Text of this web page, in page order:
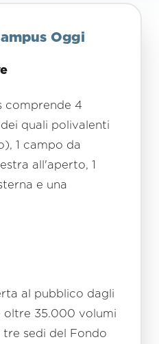
Oggi
comprende 4
quali polivalenti
1 campo da
all'aperto, 1
e una
al pubblico dagli
oltre 35.000 volumi
sedi del Fondo